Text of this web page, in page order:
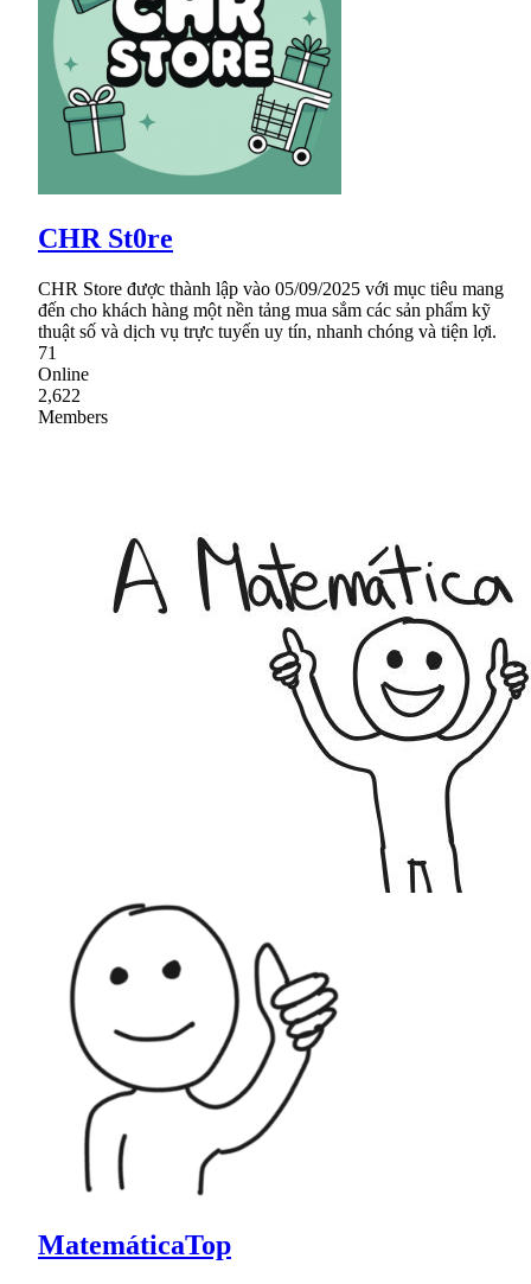
CHR St0re
CHR Store được thành lập vào 05/09/2025 với mục tiêu mang
đến cho khách hàng một nền tảng mua sắm các sản phẩm kỹ
thuật số và dịch vụ trực tuyến uy tín, nhanh chóng và tiện lợi.
71
Online
2,622
Members
MatemáticaTop